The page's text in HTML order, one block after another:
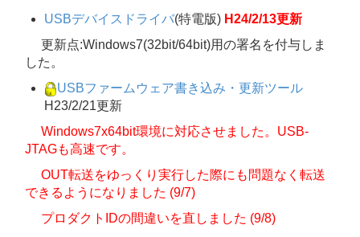
USBデバイスドライバ(特電版) H24/2/13更新
更新点:Windows7(32bit/64bit)用の署名を付与しま
した。
USBファームウェア書き込み・更新ツール
H23/2/21更新
Windows7x64bit環境に対応させました。USB-
JTAGも高速です。
OUT転送をゆっくり実行した際にも問題なく転送
できるようになりました (9/7)
プロダクトIDの間違いを直しました (9/8)